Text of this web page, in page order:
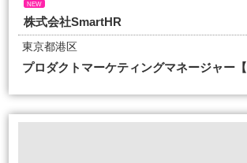
NEW
株式会社SmartHR
東京都港区
プロダクトマーケティングマネージャー【